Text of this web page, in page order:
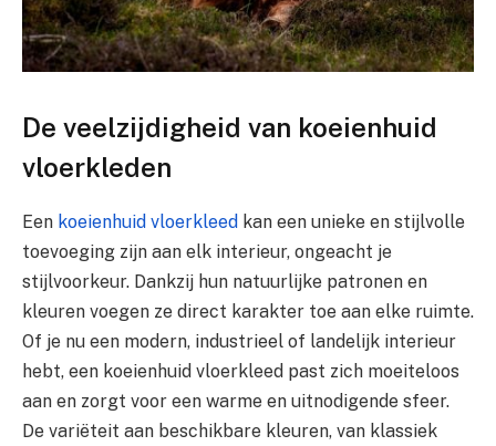
De veelzijdigheid van koeienhuid
vloerkleden
Een koeienhuid vloerkleed kan een unieke en stijlvolle
toevoeging zijn aan elk interieur, ongeacht je
stijlvoorkeur. Dankzij hun natuurlijke patronen en
kleuren voegen ze direct karakter toe aan elke ruimte.
Of je nu een modern, industrieel of landelijk interieur
hebt, een koeienhuid vloerkleed past zich moeiteloos
aan en zorgt voor een warme en uitnodigende sfeer.
De variëteit aan beschikbare kleuren, van klassiek